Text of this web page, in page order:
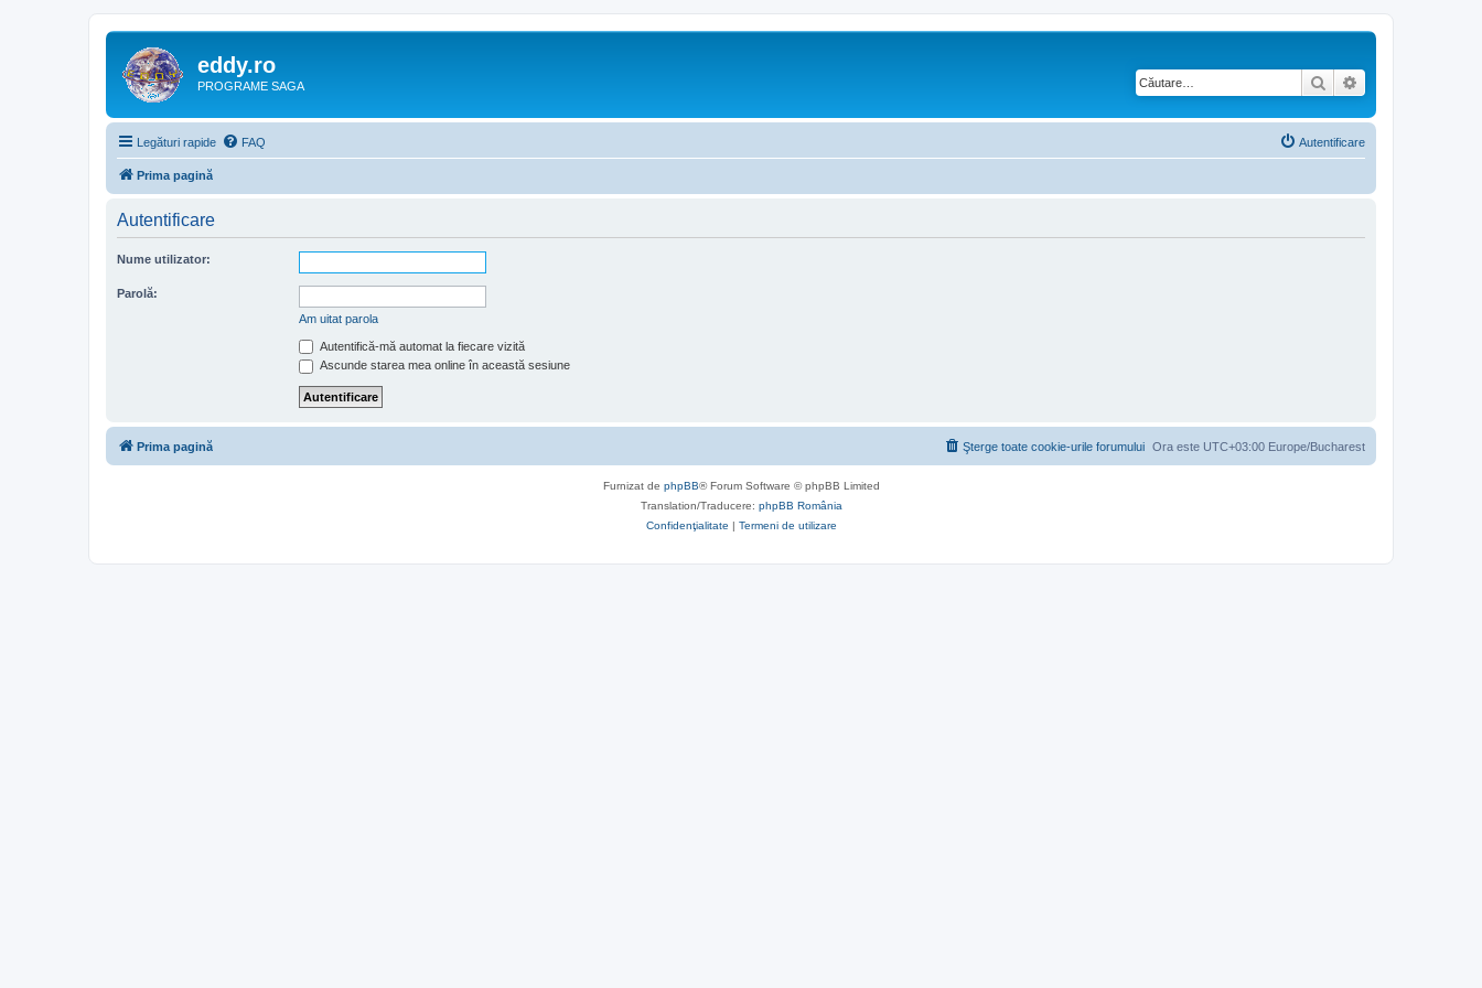
eddy.ro
PROGRAME SAGA Căutare
Legături rapide FAQ Autentificare
Prima pagină
Autentificare
Nume utilizator:
Parolă:
Am uitat parola
Autentifică-mă automat la fiecare vizită
Ascunde starea mea online în această sesiune
Prima pagină Ora este UTC+03:00 Europe/Bucharest
Şterge toate cookie-urile forumului
Furnizat de phpBB® Forum Software © phpBB Limited
Translation/Traducere: phpBB România
Confidenţialitate | Termeni de utilizare